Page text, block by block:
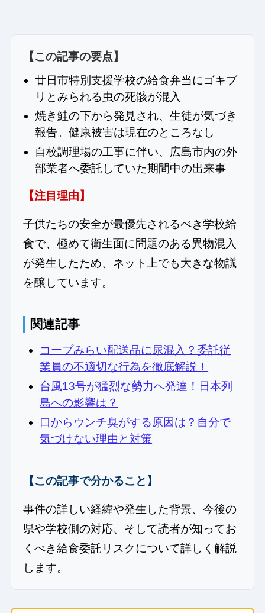
【この記事の要点】
廿日市特別支援学校の給食弁当にゴキブ
リとみられる虫の死骸が混入
焼き鮭の下から発見され、生徒が気づき
報告。健康被害は現在のところなし
自校調理場の工事に伴い、広島市内の外
部業者へ委託していた期間中の出来事
【注目理由】
子供たちの安全が最優先されるべき学校給
食で、極めて衛生面に問題のある異物混入
が発生したため、ネット上でも大きな物議
を醸しています。
関連記事
コープみらい配送品に尿混入？委託従
業員の不適切な行為を徹底解説！
台風13号が猛烈な勢力へ発達！日本列
島への影響は？
口からウンチ臭がする原因は？自分で
気づけない理由と対策
【この記事で分かること】
事件の詳しい経緯や発生した背景、今後の
県や学校側の対応、そして読者が知ってお
くべき給食委託リスクについて詳しく解説
します。